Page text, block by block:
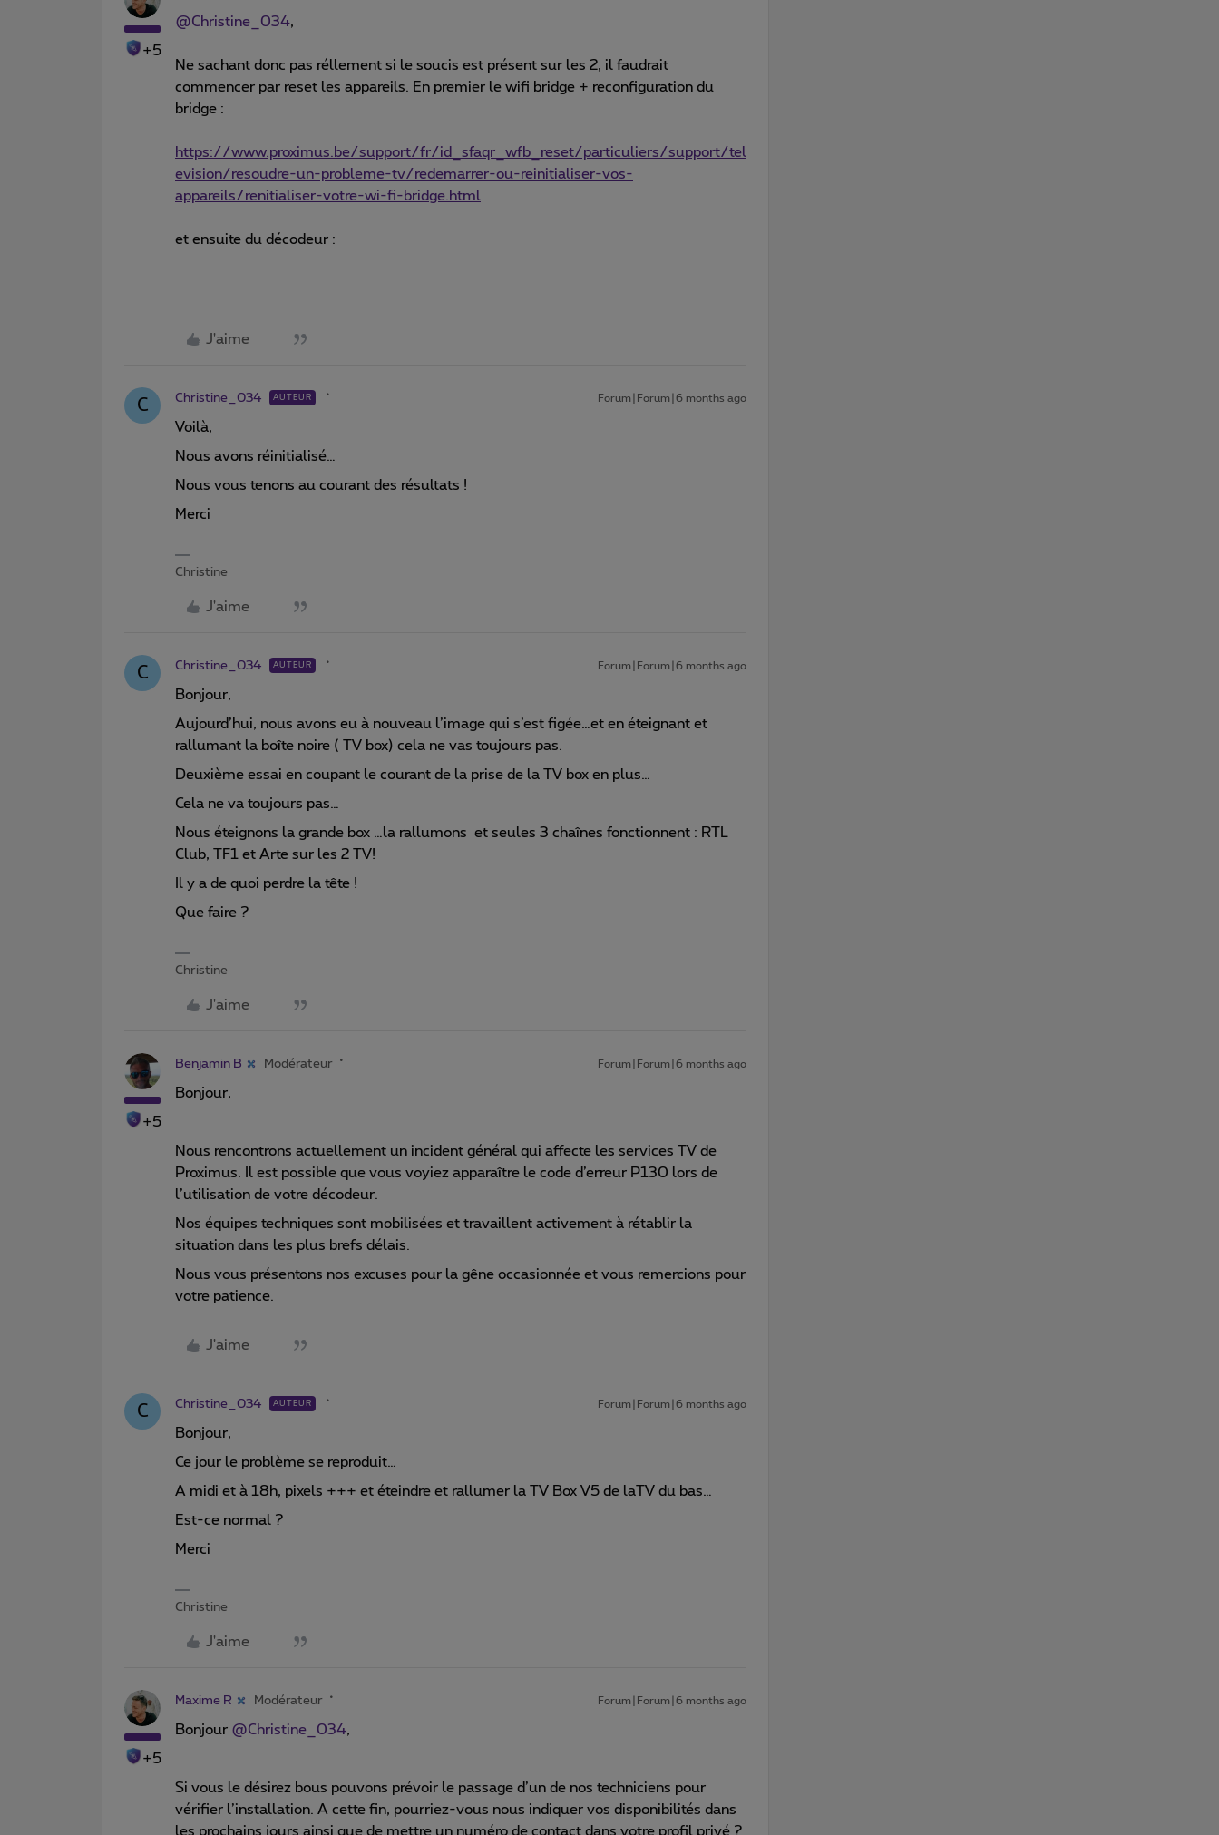
+5
@Christine_034,
Ne sachant donc pas réllement si le soucis est présent sur les 2, il faudrait
commencer par reset les appareils. En premier le wifi bridge + reconfiguration du
bridge :
https://www.proximus.be/support/fr/id_sfaqr_wfb_reset/particuliers/support/tel
evision/resoudre-un-probleme-tv/redemarrer-ou-reinitialiser-vos-
appareils/renitialiser-votre-wi-fi-bridge.html
et ensuite du décodeur :
J'aime
C Christine_034 AUTEUR Forum|Forum|6 months ago
Voilà,
Nous avons réinitialisé…
Nous vous tenons au courant des résultats !
Merci
Christine
J'aime
C Christine_034 AUTEUR Forum|Forum|6 months ago
Bonjour,
Aujourd’hui, nous avons eu à nouveau l’image qui s’est figée…et en éteignant et
rallumant la boîte noire ( TV box) cela ne vas toujours pas.
Deuxième essai en coupant le courant de la prise de la TV box en plus…
Cela ne va toujours pas…
Nous éteignons la grande box …la rallumons et seules 3 chaînes fonctionnent : RTL
Club, TF1 et Arte sur les 2 TV!
Il y a de quoi perdre la tête !
Que faire ?
Christine
J'aime
+5
Benjamin B Modérateur Forum|Forum|6 months ago
Bonjour,
Nous rencontrons actuellement un incident général qui affecte les services TV de
Proximus. Il est possible que vous voyiez apparaître le code d’erreur P130 lors de
l’utilisation de votre décodeur.
Nos équipes techniques sont mobilisées et travaillent activement à rétablir la
situation dans les plus brefs délais.
Nous vous présentons nos excuses pour la gêne occasionnée et vous remercions pour
votre patience.
J'aime
C Christine_034 AUTEUR Forum|Forum|6 months ago
Bonjour,
Ce jour le problème se reproduit…
A midi et à 18h, pixels +++ et éteindre et rallumer la TV Box V5 de laTV du bas…
Est-ce normal ?
Merci
Christine
J'aime
+5
Maxime R Modérateur Forum|Forum|6 months ago
Bonjour ​ @Christine_034,
Si vous le désirez bous pouvons prévoir le passage d’un de nos techniciens pour
vérifier l’installation. A cette fin, pourriez-vous nous indiquer vos disponibilités dans
les prochains jours ainsi que de mettre un numéro de contact dans votre profil privé ?